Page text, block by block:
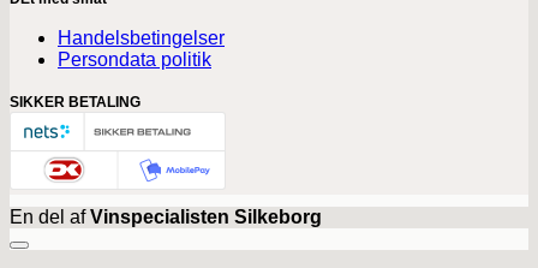
Handelsbetingelser
Persondata politik
SIKKER BETALING
En del afVinspecialisten Silkeborg